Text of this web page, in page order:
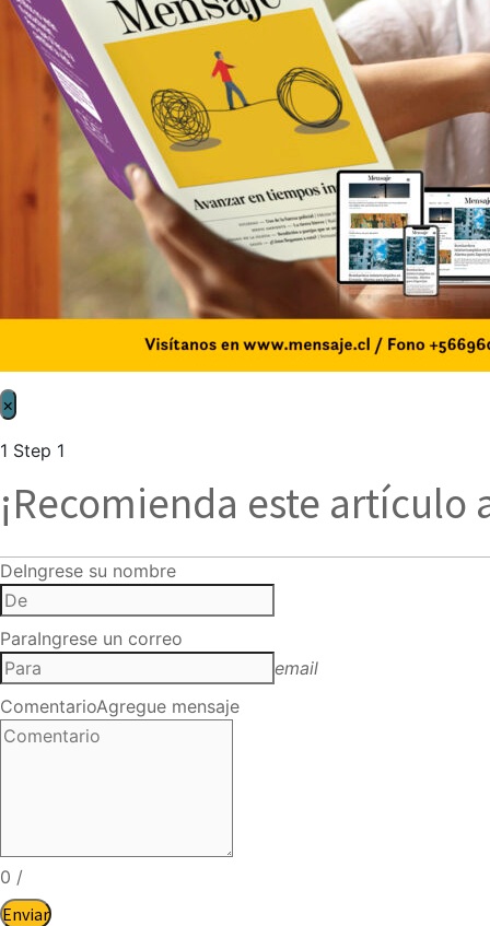
×
1 Step 1
¡Recomienda este artículo
DeIngrese su nombre
ParaIngrese un correo
email
ComentarioAgregue mensaje
0 /
Enviar